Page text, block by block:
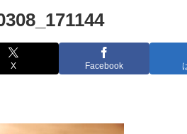
X Facebook